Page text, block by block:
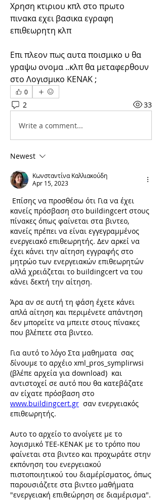
Χρηση κτιριου κπλ στο πρωτο
πινακα εχει βασικα εγραφη
επιθεωρητη κλπ
Επι πλεον πως αυτα ποισμικο υ θα
γραψω ονομα ..κλπ θα μεταφερθουν
στο Λογισμικο ΚΕΝΑΚ ;
0
2 33
Write a comment...
Newest
Κωνσταντίνα Καλλιακούδη
Apr 15, 2023
κανείς πρόσβαση στο buildingcert στους
πίνακες όπως φαίνεται στα βιντεο,
κανείς πρέπει να είναι εγγεγραμμένος
ενεργειακό επιθεωρητής. Δεν αρκεί να
έχει κάνει την αίτηση εγγραφής στο
μητρώο των ενεργειακών επιθεωρητών
αλλά χρειάζεται το buildingcert να του
κάνει δεκτή την αίτηση.
Άρα αν σε αυτή τη φάση έχετε κάνει
απλά αίτηση και περιμένετε απάντηση
δεν μπορείτε να μπειτε στους πίνακες
που βλέπετε στα βιντεο.
Για αυτό το λόγο Στα μαθηματα  σας
δίνουμε το αρχέιο xml_pros_symplirwsi
(βλέπε αρχεία για download)  και
αντιστοχεί σε αυτό που θα κατεβάζατε
www.buildingcert.gr
  σαν ενεργειακός
επιθεωρητής.
Αυτο το αρχείο το ανοίγετε με το
λογισμικό ΤΕΕ-ΚΕΝΑΚ με το τρόπο που
φαίνεται στα βιντεο και προχωράτε στην
εκπόνηση του ενεργειακού
πιστοποιητικού του διαμέρίσματος, όπως
παρουσιάζετε στα βιντεο μαθήματα
"ενεργειακή επιθεώρηση σε διαμέρισμα".